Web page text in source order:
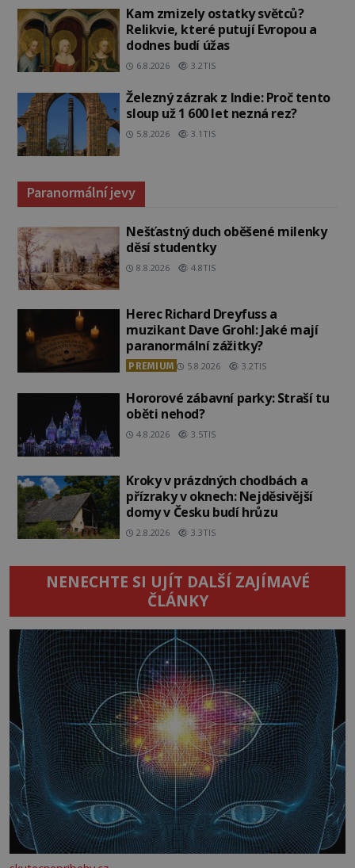
Kam zmizely ostatky světců?
Relikvie, které putují Evropou a
dodnes budí úžas
6.8.2026 3.2TIS
Železný zázrak z Indie: Proč tento
sloup už 1 600 let nezná rez?
5.8.2026 3.1TIS
Paranormální jevy
Nešťastný duch oběšené milenky
děsí studentky
8.8.2026 4.8TIS
Herec Richard Dreyfuss a
muzikant Dave Grohl: Jaké mají
paranormální zážitky?
PREMIUM 5.8.2026 3.2TIS
Hororové zábavní parky: Straší tu
oběti nehod?
4.8.2026 3.5TIS
Kroky v prázdných chodbách a
přízraky v oknech: Nejděsivější
domy v Česku budí hrůzu
2.8.2026 3.3TIS
NENECHTE SI UJÍT DALŠÍ ZAJÍMAVÉ
ČLÁNKY